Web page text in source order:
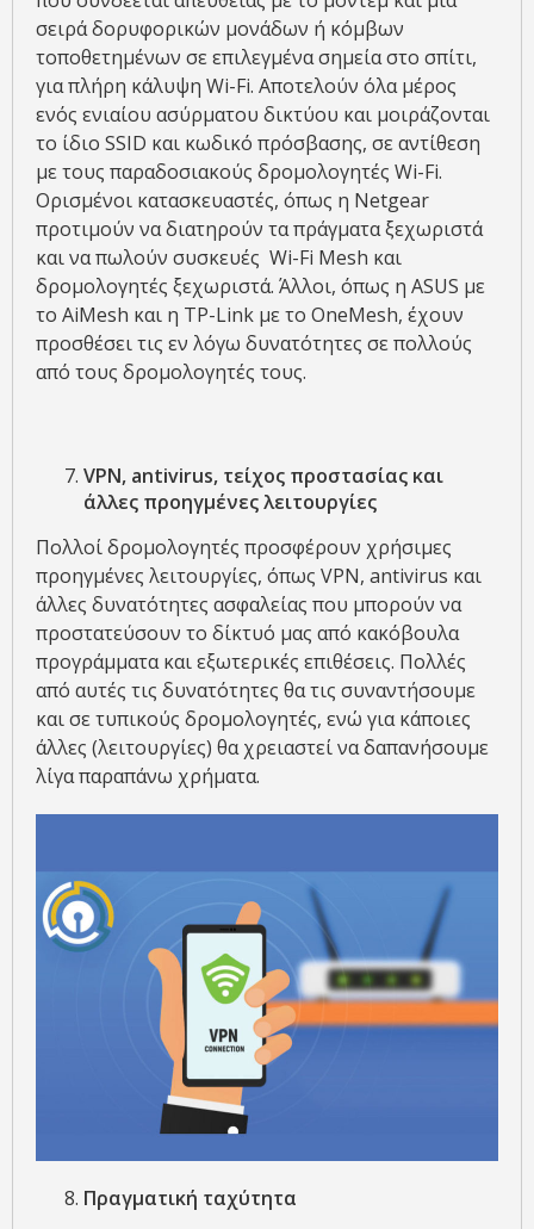
σειρά δορυφορικών μονάδων ή κόμβων
τοποθετημένων σε επιλεγμένα σημεία στο σπίτι,
για πλήρη κάλυψη Wi-Fi. Αποτελούν όλα μέρος
ενός ενιαίου ασύρματου δικτύου και μοιράζονται
το ίδιο SSID και κωδικό πρόσβασης, σε αντίθεση
με τους παραδοσιακούς δρομολογητές Wi-Fi.
Ορισμένοι κατασκευαστές, όπως η Netgear
προτιμούν να διατηρούν τα πράγματα ξεχωριστά
και να πωλούν συσκευές Wi-Fi Mesh και
δρομολογητές ξεχωριστά. Άλλοι, όπως η ASUS με
το AiMesh και η TP-Link με το OneMesh, έχουν
προσθέσει τις εν λόγω δυνατότητες σε πολλούς
από τους δρομολογητές τους.
VPN, antivirus, τείχος προστασίας και
άλλες προηγμένες λειτουργίες
Πολλοί δρομολογητές προσφέρουν χρήσιμες
προηγμένες λειτουργίες, όπως VPN, antivirus και
άλλες δυνατότητες ασφαλείας που μπορούν να
προστατεύσουν το δίκτυό μας από κακόβουλα
προγράμματα και εξωτερικές επιθέσεις. Πολλές
από αυτές τις δυνατότητες θα τις συναντήσουμε
και σε τυπικούς δρομολογητές, ενώ για κάποιες
άλλες (λειτουργίες) θα χρειαστεί να δαπανήσουμε
λίγα παραπάνω χρήματα.
Πραγματική ταχύτητα